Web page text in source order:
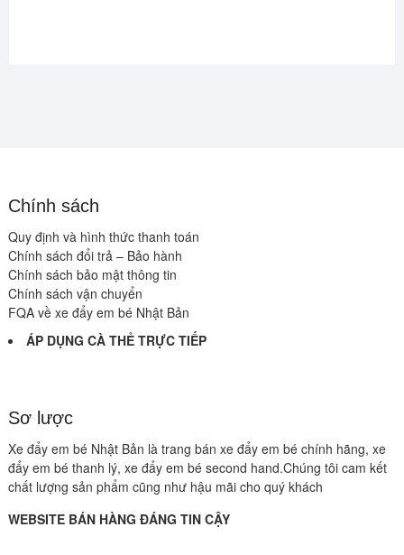
Chính sách
Quy định và hình thức thanh toán
Chính sách đổi trả – Bảo hành
Chính sách bảo mật thông tin
Chính sách vận chuyển
FQA về xe đẩy em bé Nhật Bản
ÁP DỤNG CÀ THẺ TRỰC TIẾP
Sơ lược
Xe đẩy em bé Nhật Bản là trang bán xe đẩy em bé chính hãng, xe
đẩy em bé thanh lý, xe đẩy em bé second hand.Chúng tôi cam kết
chất lượng sản phẩm cũng như hậu mãi cho quý khách
WEBSITE BÁN HÀNG ĐÁNG TIN CẬY